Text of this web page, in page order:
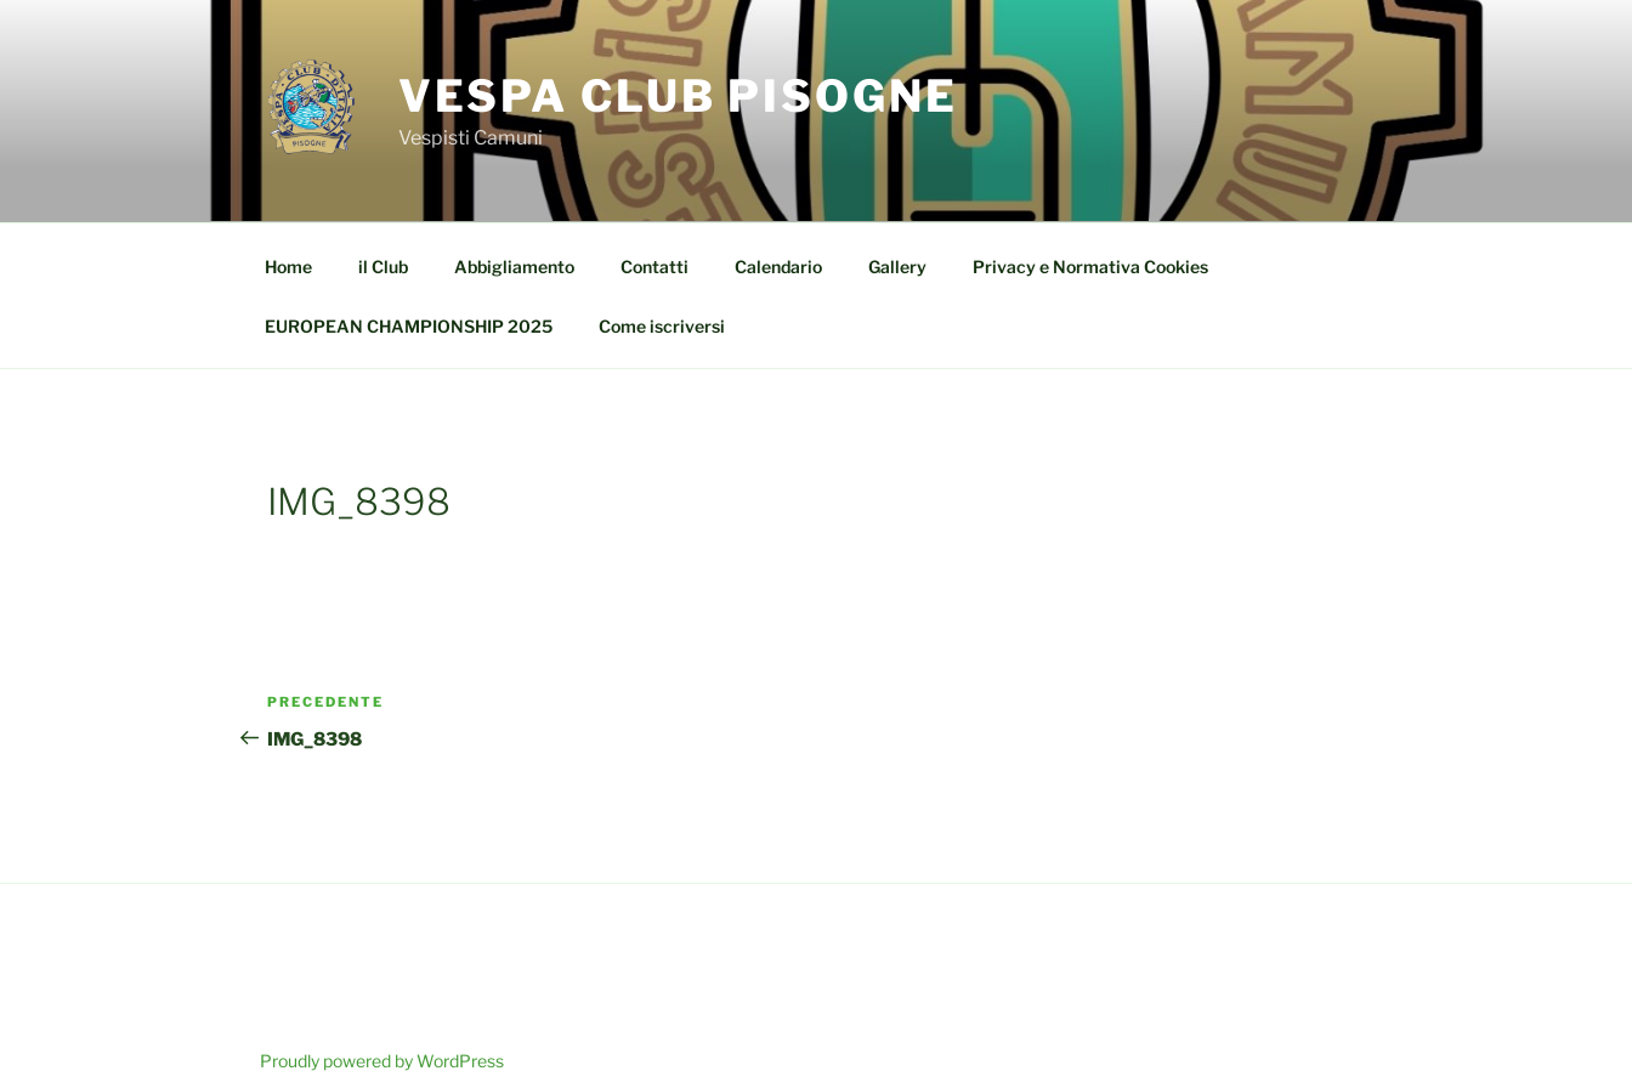
VESPA CLUB PISOGNE
Vespisti Camuni
Home il Club Abbigliamento Contatti Calendario Gallery Privacy e Normativa Cookies
EUROPEAN CHAMPIONSHIP 2025 Come iscriversi
IMG_8398
Navigazione
articoli
Articolo
precedente:
PRECEDENTE
IMG_8398
Proudly powered by WordPress